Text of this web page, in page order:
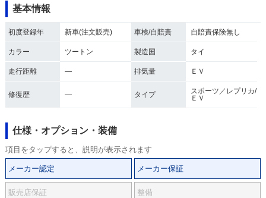
基本情報
初度登録年 新車(注文販売) 車検/自賠責 自賠責保険無し
カラー ツートン 製造国 タイ
走行距離 ― 排気量 ＥＶ
修復歴 ― タイプ
スポーツ／レプリカ/
ＥＶ
仕様・オプション・装備
項目をタップすると、説明が表示されます
メーカー認定 メーカー保証
販売店保証 整備